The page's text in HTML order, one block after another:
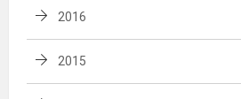
2016
2015